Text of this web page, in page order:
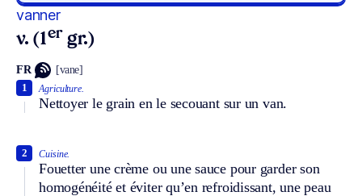
vanner
v. (1er gr.)
FR [vane]
Agriculture.
Nettoyer le grain en le secouant sur un van.
1
Cuisine.
Fouetter une crème ou une sauce pour garder son
homogénéité et éviter qu’en refroidissant, une peau
2